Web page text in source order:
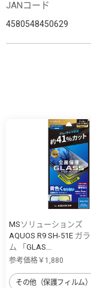
JANコード
4580548450629
MSソリューションズ
AQUOS R9 SH-51E ガ
ム 「GLAS...
参考価格￥1,880
その他（保護フィルム）